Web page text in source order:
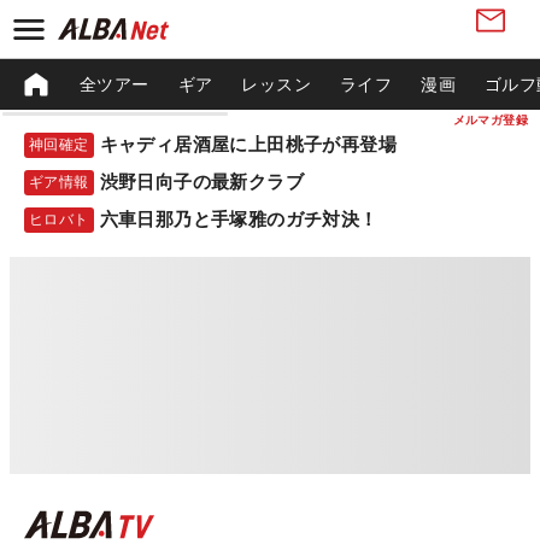
メルマガ登録
全ツアー ギア レッスン ライフ 漫画 ゴル
神回確定 キャディ居酒屋に上田桃子が再登場
ギア情報 渋野日向子の最新クラブ
ヒロバト 六車日那乃と手塚雅のガチ対決！